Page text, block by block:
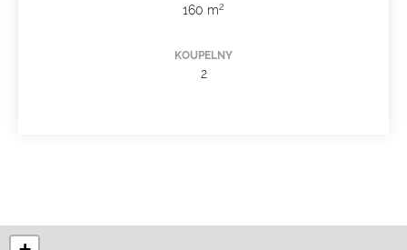
160 m2
KOUPELNY
2